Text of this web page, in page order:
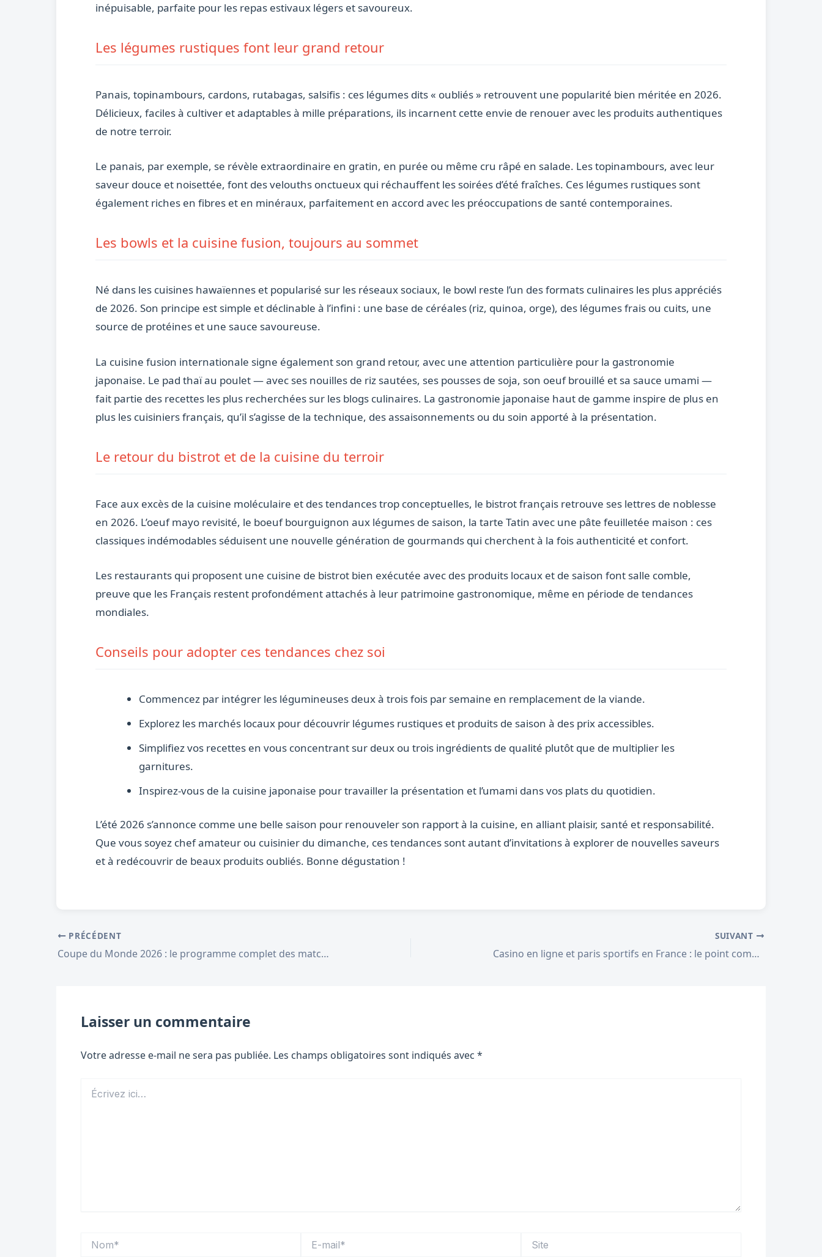
inépuisable, parfaite pour les repas estivaux légers et savoureux.
Les légumes rustiques font leur grand retour
Panais, topinambours, cardons, rutabagas, salsifis : ces légumes dits « oubliés » retrouvent une popularité bien méritée en 2026.
Délicieux, faciles à cultiver et adaptables à mille préparations, ils incarnent cette envie de renouer avec les produits authentiques
de notre terroir.
Le panais, par exemple, se révèle extraordinaire en gratin, en purée ou même cru râpé en salade. Les topinambours, avec leur
saveur douce et noisettée, font des velouths onctueux qui réchauffent les soirées d’été fraîches. Ces légumes rustiques sont
également riches en fibres et en minéraux, parfaitement en accord avec les préoccupations de santé contemporaines.
Les bowls et la cuisine fusion, toujours au sommet
Né dans les cuisines hawaïennes et popularisé sur les réseaux sociaux, le bowl reste l’un des formats culinaires les plus appréciés
de 2026. Son principe est simple et déclinable à l’infini : une base de céréales (riz, quinoa, orge), des légumes frais ou cuits, une
source de protéines et une sauce savoureuse.
La cuisine fusion internationale signe également son grand retour, avec une attention particulière pour la gastronomie
japonaise. Le pad thaï au poulet — avec ses nouilles de riz sautées, ses pousses de soja, son oeuf brouillé et sa sauce umami —
fait partie des recettes les plus recherchées sur les blogs culinaires. La gastronomie japonaise haut de gamme inspire de plus en
plus les cuisiniers français, qu’il s’agisse de la technique, des assaisonnements ou du soin apporté à la présentation.
Le retour du bistrot et de la cuisine du terroir
Face aux excès de la cuisine moléculaire et des tendances trop conceptuelles, le bistrot français retrouve ses lettres de noblesse
en 2026. L’oeuf mayo revisité, le boeuf bourguignon aux légumes de saison, la tarte Tatin avec une pâte feuilletée maison : ces
classiques indémodables séduisent une nouvelle génération de gourmands qui cherchent à la fois authenticité et confort.
Les restaurants qui proposent une cuisine de bistrot bien exécutée avec des produits locaux et de saison font salle comble,
preuve que les Français restent profondément attachés à leur patrimoine gastronomique, même en période de tendances
mondiales.
Conseils pour adopter ces tendances chez soi
Commencez par intégrer les légumineuses deux à trois fois par semaine en remplacement de la viande.
Explorez les marchés locaux pour découvrir légumes rustiques et produits de saison à des prix accessibles.
Simplifiez vos recettes en vous concentrant sur deux ou trois ingrédients de qualité plutôt que de multiplier les
garnitures.
Inspirez-vous de la cuisine japonaise pour travailler la présentation et l’umami dans vos plats du quotidien.
L’été 2026 s’annonce comme une belle saison pour renouveler son rapport à la cuisine, en alliant plaisir, santé et responsabilité.
Que vous soyez chef amateur ou cuisinier du dimanche, ces tendances sont autant d’invitations à explorer de nouvelles saveurs
et à redécouvrir de beaux produits oubliés. Bonne dégustation !
PRÉCÉDENT
Coupe du Monde 2026 : le programme complet des matchs du 24 juin
SUIVANT
Casino en ligne et paris sportifs en France : le point complet de juin 2026
Laisser un commentaire
Votre adresse e-mail ne sera pas publiée. Les champs obligatoires sont indiqués avec *
ici…
mail*